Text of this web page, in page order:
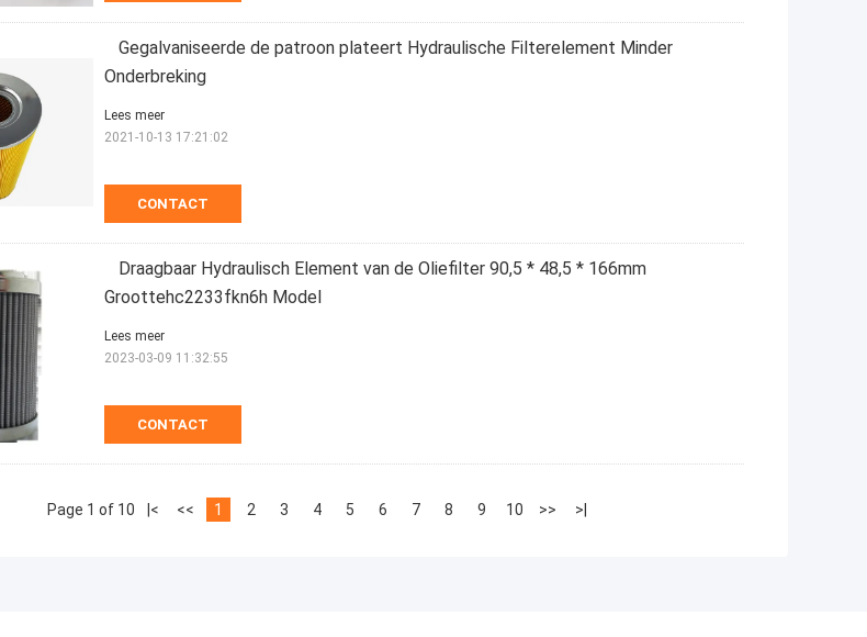
Gegalvaniseerde de patroon plateert Hydraulische Filterelement Minder
Onderbreking
CONTACT
Lees meer
2021-10-13 17:21:02
Draagbaar Hydraulisch Element van de Oliefilter 90,5 * 48,5 * 166mm
Groottehc2233fkn6h Model
CONTACT
Lees meer
2023-03-09 11:32:55
Page 1 of 10 |< << 1 2 3 4 5 6 7 8 9 10 >> >|